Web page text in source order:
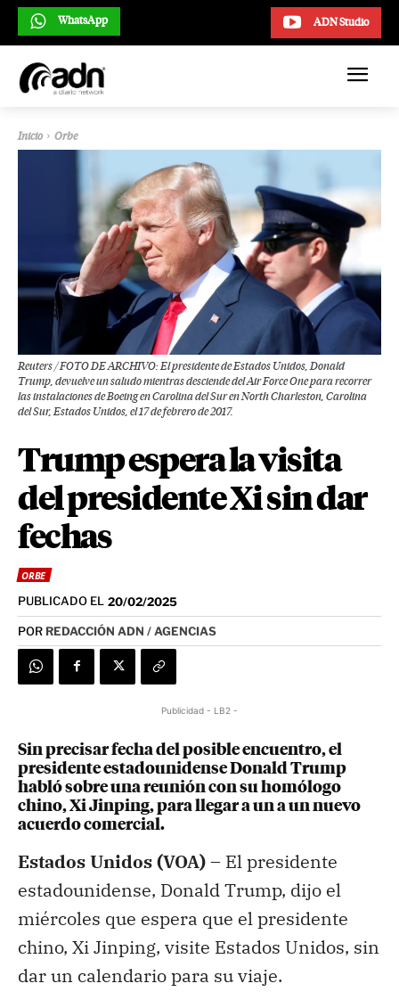
ADN Studio
WhatsApp
Inicio Orbe
Reuters / FOTO DE ARCHIVO: El presidente de Estados Unidos, Donald
Trump, devuelve un saludo mientras desciende del Air Force One para recorrer
las instalaciones de Boeing en Carolina del Sur en North Charleston, Carolina
del Sur, Estados Unidos, el 17 de febrero de 2017.
Trump espera la visita
del presidente Xi sin dar
fechas
ORBE
PUBLICADO EL 20/02/2025
POR REDACCIÓN ADN / AGENCIAS
Publicidad - LB2 -
Sin precisar fecha del posible encuentro, el
presidente estadounidense Donald Trump
habló sobre una reunión con su homólogo
chino, Xi Jinping, para llegar a un a un nuevo
acuerdo comercial.
Estados Unidos (VOA) – El presidente
estadounidense, Donald Trump, dijo el
miércoles que espera que el presidente
chino, Xi Jinping, visite Estados Unidos, sin
dar un calendario para su viaje.